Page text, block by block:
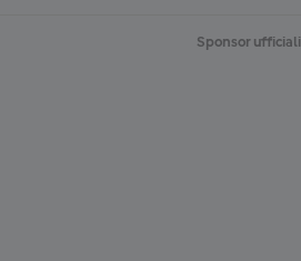
Sponsor ufficiali